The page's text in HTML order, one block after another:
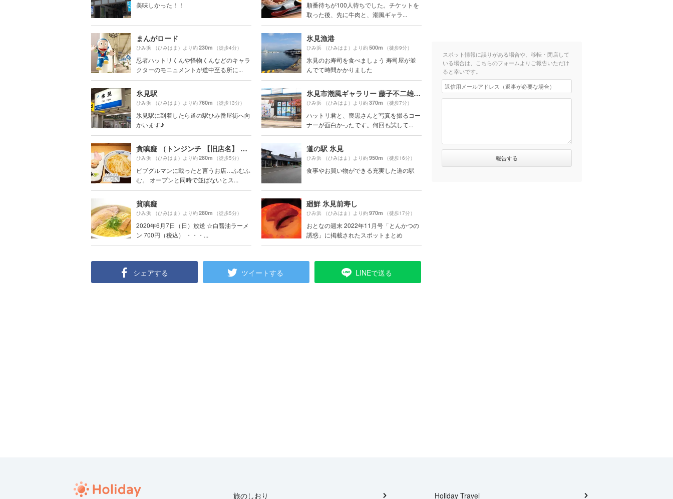
美味しかった！！
順番待ちが100人待ちでした。チケットを
取った後、先に牛肉と、潮風ギャラ...
まんがロード
ひみ浜 （ひみはま）より約230m （徒歩4分）
忍者ハットリくんや怪物くんなどのキャラ
クターのモニュメントが道中至る所に...
氷見漁港
ひみ浜 （ひみはま）より約500m （徒歩9分）
氷見のお寿司を食べましょう 寿司屋が並
んでて時間かかりました
氷見駅
ひみ浜 （ひみはま）より約760m （徒歩13分）
氷見駅に到着したら道の駅ひみ番屋街へ向
かいます♪
氷見市潮風ギャラリー 藤子不二雄Aアートコレクション
ひみ浜 （ひみはま）より約370m （徒歩7分）
ハットリ君と、喪黒さんと写真を撮るコー
ナーが面白かったです。何回も試して...
貪瞋癡 （トンジンチ 【旧店名】 焼酎屋 とし）
ひみ浜 （ひみはま）より約280m （徒歩5分）
ビブグルマンに載ったと言うお店…ふむふ
む。 オープンと同時で並ばないとス...
道の駅 氷見
ひみ浜 （ひみはま）より約950m （徒歩16分）
食事やお買い物ができる充実した道の駅
貧瞋癡
ひみ浜 （ひみはま）より約280m （徒歩5分）
2020年6月7日（日）放送 ☆白醤油ラーメ
ン 700円（税込） ・・・...
廻鮮 氷見前寿し
ひみ浜 （ひみはま）より約970m （徒歩17分）
おとなの週末 2022年11月号「とんかつの
誘惑」に掲載されたスポットまとめ
シェアする ツイートする LINEで送る
スポット情報に誤りがある場合や、移転・閉店して
いる場合は、こちらのフォームよりご報告いただけ
ると幸いです。
旅のしおり Holiday Travel